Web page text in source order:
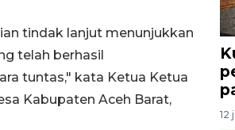
tindak lanjut menunjukkan
telah berhasil
tuntas," kata Ketua Ketua
Kabupaten Aceh Barat,
12